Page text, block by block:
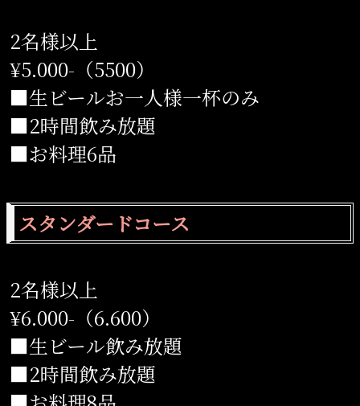
2名様以上
¥5.000-（5500）
■生ビールお一人様一杯のみ
■2時間飲み放題
■お料理6品
スタンダードコース
2名様以上
¥6.000-（6.600）
■生ビール飲み放題
■2時間飲み放題